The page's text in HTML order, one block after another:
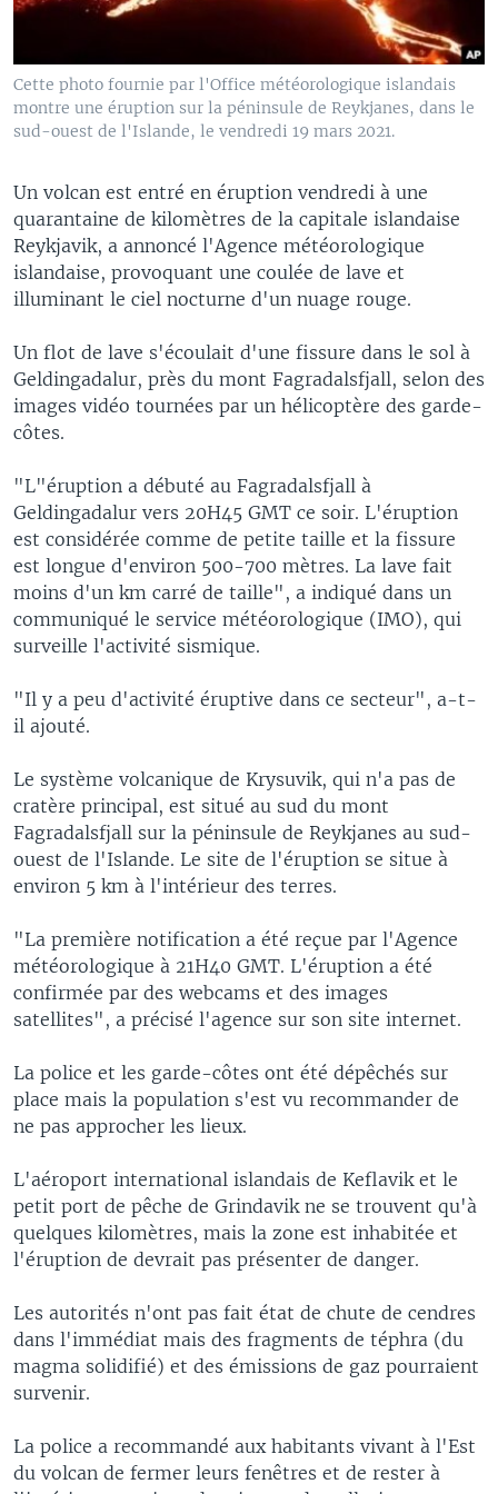
Cette photo fournie par l'Office météorologique islandais
montre une éruption sur la péninsule de Reykjanes, dans le
sud-ouest de l'Islande, le vendredi 19 mars 2021.
Un volcan est entré en éruption vendredi à une
quarantaine de kilomètres de la capitale islandaise
Reykjavik, a annoncé l'Agence météorologique
islandaise, provoquant une coulée de lave et
illuminant le ciel nocturne d'un nuage rouge.
Un flot de lave s'écoulait d'une fissure dans le sol à
Geldingadalur, près du mont Fagradalsfjall, selon des
images vidéo tournées par un hélicoptère des garde-
côtes.
"L"éruption a débuté au Fagradalsfjall à
Geldingadalur vers 20H45 GMT ce soir. L'éruption
est considérée comme de petite taille et la fissure
est longue d'environ 500-700 mètres. La lave fait
moins d'un km carré de taille", a indiqué dans un
communiqué le service météorologique (IMO), qui
surveille l'activité sismique.
"Il y a peu d'activité éruptive dans ce secteur", a-t-
il ajouté.
Le système volcanique de Krysuvik, qui n'a pas de
cratère principal, est situé au sud du mont
Fagradalsfjall sur la péninsule de Reykjanes au sud-
ouest de l'Islande. Le site de l'éruption se situe à
environ 5 km à l'intérieur des terres.
"La première notification a été reçue par l'Agence
météorologique à 21H40 GMT. L'éruption a été
confirmée par des webcams et des images
satellites", a précisé l'agence sur son site internet.
La police et les garde-côtes ont été dépêchés sur
place mais la population s'est vu recommander de
ne pas approcher les lieux.
L'aéroport international islandais de Keflavik et le
petit port de pêche de Grindavik ne se trouvent qu'à
quelques kilomètres, mais la zone est inhabitée et
l'éruption de devrait pas présenter de danger.
Les autorités n'ont pas fait état de chute de cendres
dans l'immédiat mais des fragments de téphra (du
magma solidifié) et des émissions de gaz pourraient
survenir.
La police a recommandé aux habitants vivant à l'Est
du volcan de fermer leurs fenêtres et de rester à